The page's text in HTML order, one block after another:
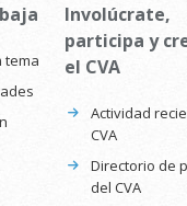
tema
Involúcrate,
participa y
el CVA
Actividad
CVA
Directorio de
del CVA